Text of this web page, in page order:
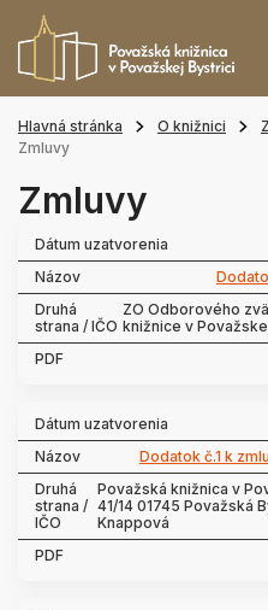
Hlavná stránka O knižnici
Zmluvy
Zmluvy
ZO Odborového
knižnice v
Dodatok č.1 k
Považská knižnica v
41/14 01745 Považská
Knappová